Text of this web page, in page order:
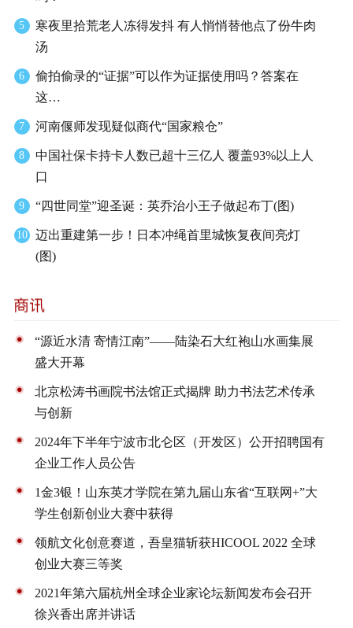
5
寒夜里拾荒老人冻得发抖 有人悄悄替他点了份牛肉
汤
6
偷拍偷录的“证据”可以作为证据使用吗？答案在
这…
7 河南偃师发现疑似商代“国家粮仓”
8
中国社保卡持卡人数已超十三亿人 覆盖93%以上人
口
9 “四世同堂”迎圣诞：英乔治小王子做起布丁(图)
10
迈出重建第一步！日本冲绳首里城恢复夜间亮灯
(图)
“源近水清 寄情江南”——陆染石大红袍山水画集展
盛大开幕
北京松涛书画院书法馆正式揭牌 助力书法艺术传承
与创新
2024年下半年宁波市北仑区（开发区）公开招聘国有
企业工作人员公告
1金3银！山东英才学院在第九届山东省“互联网+”大
学生创新创业大赛中获得
领航文化创意赛道，吾皇猫斩获HICOOL 2022 全球
创业大赛三等奖
2021年第六届杭州全球企业家论坛新闻发布会召开
徐兴香出席并讲话